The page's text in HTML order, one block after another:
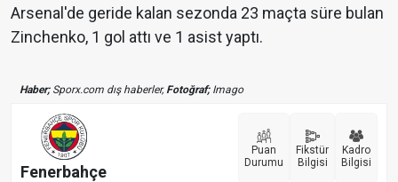
Arsenal'de geride kalan sezonda 23 maçta süre bulan
Zinchenko, 1 gol attı ve 1 asist yaptı.
Haber;Sporx.com dış haberler,Fotoğraf;Imago
Fenerbahçe
Puan
Durumu
Fikstür
Bilgisi
Kadro
Bilgisi